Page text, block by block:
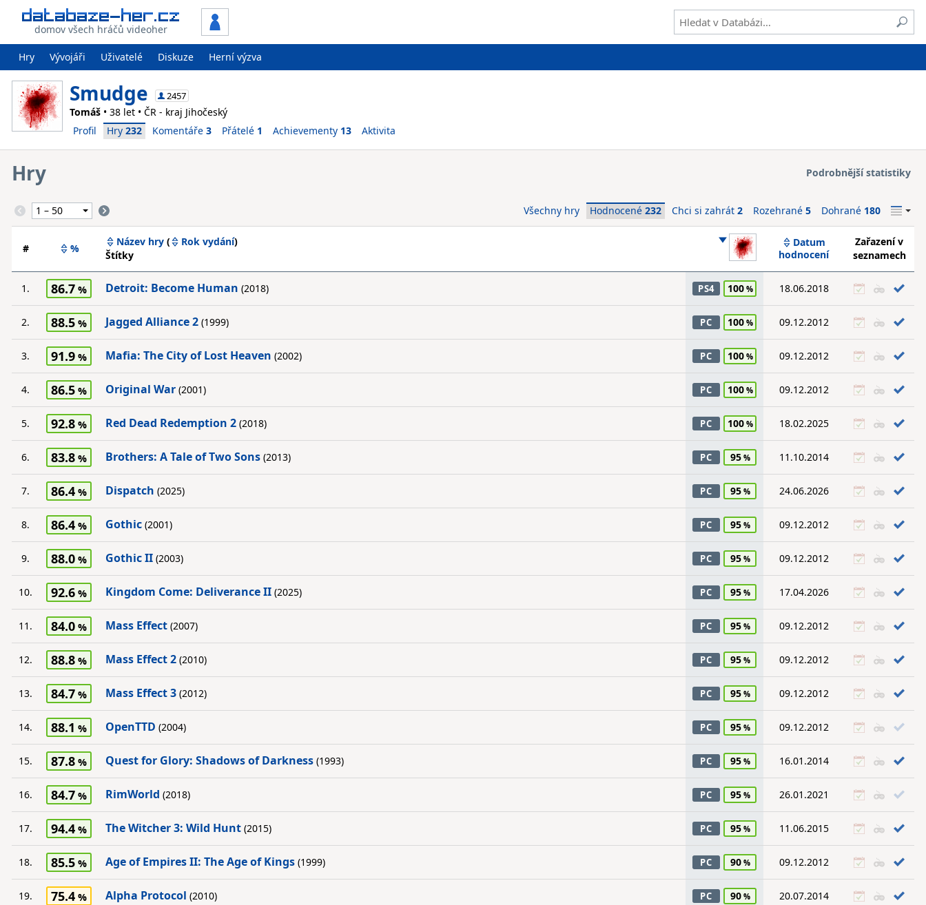
domov všech hráčů videoher
Hry Vývojáři Uživatelé Diskuze Herní výzva
Smudge 2457
Tomáš • 38 let • ČR - kraj Jihočeský
Profil
Hry 232 Komentáře 3 Přátelé 1 Achievementy 13 Aktivita
Hry Podrobnější statistiky
Všechny hry Hodnocené 232 Chci si zahrát 2 Rozehrané 5 Dohrané 180
# %
Název hry ( Rok vydání)
Štítky
Datum
hodnocení
Zařazení v
seznamech
1. 86.7 Detroit: Become Human (2018) PS4 100 18.06.2018
2. 88.5 Jagged Alliance 2 (1999) PC 100 09.12.2012
3. 91.9 Mafia: The City of Lost Heaven (2002) PC 100 09.12.2012
4. 86.5 Original War (2001) PC 100 09.12.2012
5. 92.8 Red Dead Redemption 2 (2018) PC 100 18.02.2025
6. 83.8 Brothers: A Tale of Two Sons (2013) PC 95 11.10.2014
7. 86.4 Dispatch (2025) PC 95 24.06.2026
8. 86.4 Gothic (2001) PC 95 09.12.2012
9. 88.0 Gothic II (2003) PC 95 09.12.2012
10. 92.6 Kingdom Come: Deliverance II (2025) PC 95 17.04.2026
11. 84.0 Mass Effect (2007) PC 95 09.12.2012
12. 88.8 Mass Effect 2 (2010) PC 95 09.12.2012
13. 84.7 Mass Effect 3 (2012) PC 95 09.12.2012
14. 88.1 OpenTTD (2004) PC 95 09.12.2012
15. 87.8 Quest for Glory: Shadows of Darkness (1993) PC 95 16.01.2014
16. 84.7 RimWorld (2018) PC 95 26.01.2021
17. 94.4 The Witcher 3: Wild Hunt (2015) PC 95 11.06.2015
18. 85.5 Age of Empires II: The Age of Kings (1999) PC 90 09.12.2012
19. 75.4 Alpha Protocol (2010) PC 90 20.07.2014